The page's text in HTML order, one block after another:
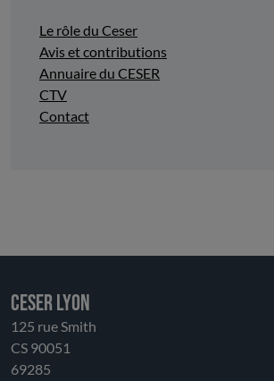
Le rôle du Ceser
Avis et contributions
Annuaire du CESER
CTV
Contact
CESER LYON
125 rue Smith
CS 90051
69285